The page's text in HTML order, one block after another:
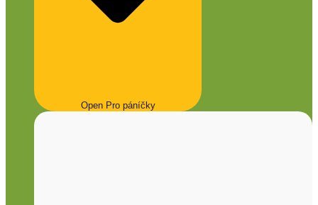
Open Pro páníčky